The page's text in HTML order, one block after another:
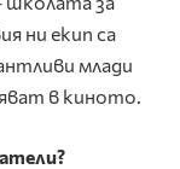
ни екип са
млади
в киното.